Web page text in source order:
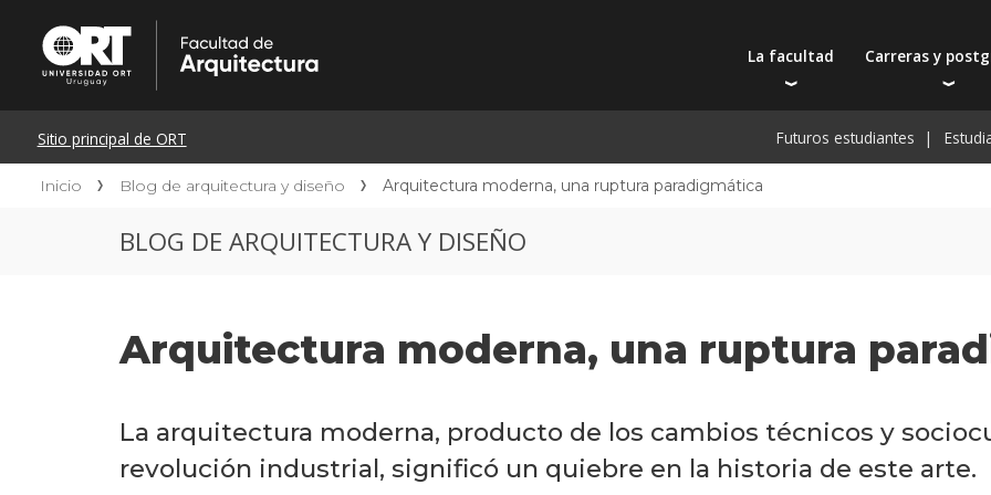
La facultad
Autoridades
Filosofía educativa
Publicaciones
Carreras y
Carreras
Tecnicaturas
Futuros estudiantes
Inicio Blog de arquitectura y diseño Arquitectura moderna, una ruptura paradigmática
BLOG DE ARQUITECTURA Y DISEÑO
Arquitectura moderna, una ruptura
La arquitectura moderna, producto de los cambios técnicos y
revolución industrial, significó un quiebre en la historia de este arte.